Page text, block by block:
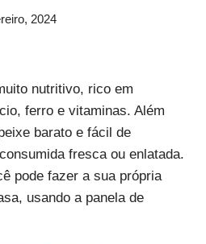
2024
nutritivo, rico em
ferro e vitaminas. Além
barato e fácil de
fresca ou enlatada.
pode fazer a sua própria
usando a panela de